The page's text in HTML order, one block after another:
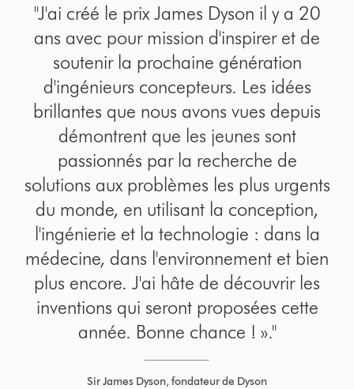
"J'ai créé le prix James Dyson il y a 20
ans avec pour mission d'inspirer et de
soutenir la prochaine génération
d'ingénieurs concepteurs. Les idées
brillantes que nous avons vues depuis
démontrent que les jeunes sont
passionnés par la recherche de
solutions aux problèmes les plus urgents
du monde, en utilisant la conception,
l'ingénierie et la technologie : dans la
médecine, dans l'environnement et bien
plus encore. J'ai hâte de découvrir les
inventions qui seront proposées cette
année. Bonne chance ! »."
Sir James Dyson, fondateur de Dyson